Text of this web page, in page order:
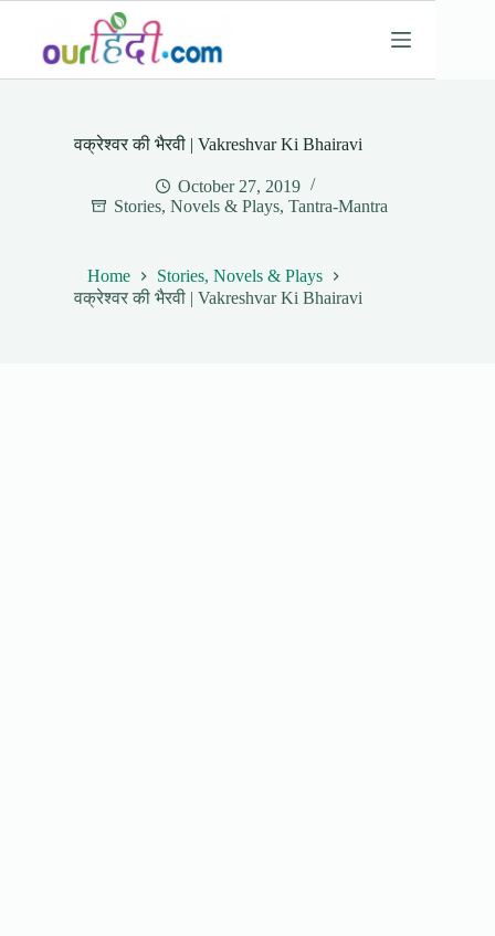
content
वक्रेश्वर की भैरवी | Vakreshvar Ki Bhairavi
October 27, 2019
Stories, Novels & Plays,Tantra-Mantra
Home
Stories, Novels & Plays
वक्रेश्वर की भैरवी | Vakreshvar Ki Bhairavi